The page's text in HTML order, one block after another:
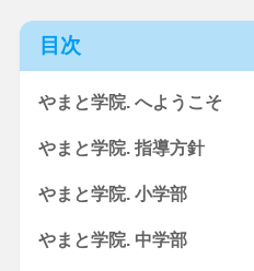
目次
やまと学院. へようこそ
やまと学院. 指導方針
やまと学院. 小学部
やまと学院. 中学部